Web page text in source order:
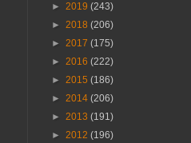
► 2019 (243)
► 2018 (206)
► 2017 (175)
► 2016 (222)
► 2015 (186)
► 2014 (206)
► 2013 (191)
► 2012 (196)